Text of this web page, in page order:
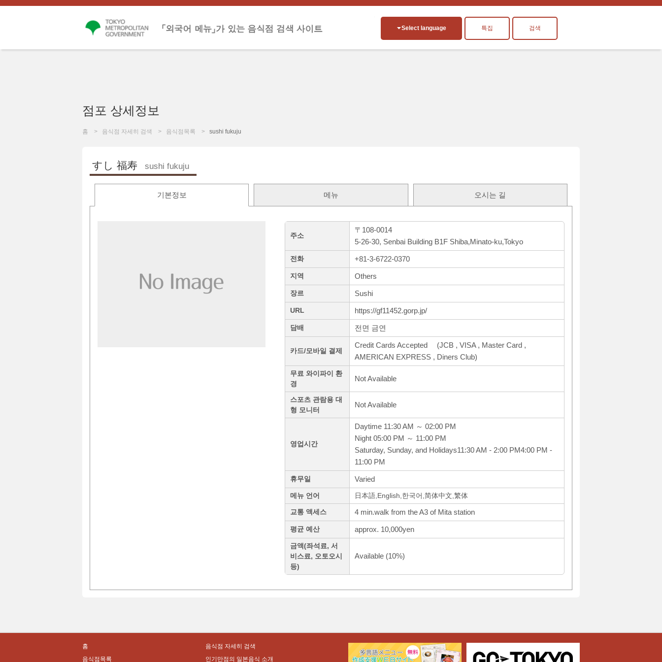
Select language 특집 검색
점포 상세정보
홈 음식점 자세히 검색 음식점목록 sushi fukuju
すし 福寿 sushi fukuju
기본정보 메뉴 오시는 길
주소
〒108-0014
5-26-30, Senbai Building B1F Shiba,Minato-ku,Tokyo
전화 +81-3-6722-0370
지역 Others
장르 Sushi
URL https://gf11452.gorp.jp/
담배 전면 금연
카드/모바일 결제
Credit Cards Accepted (JCB , VISA , Master Card ,
AMERICAN EXPRESS , Diners Club)
무료 와이파이 환
경
Not Available
스포츠 관람용 대
형 모니터
Not Available
영업시간
Daytime 11:30 AM ～ 02:00 PM
Night 05:00 PM ～ 11:00 PM
Saturday, Sunday, and Holidays11:30 AM - 2:00 PM4:00 PM -
11:00 PM
휴무일 Varied
메뉴 언어 日本語,English,한국어,简体中文,繁体
교통 액세스 4 min.walk from the A3 of Mita station
평균 예산 approx. 10,000yen
금액(좌석료, 서
비스료, 오토오시
등)
Available (10%)
홈
음식점 자세히 검색
음식점목록
인기만점의 일본음식 소개